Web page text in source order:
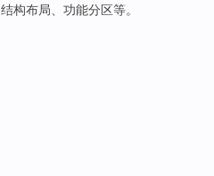
结构布局 功能分区等。